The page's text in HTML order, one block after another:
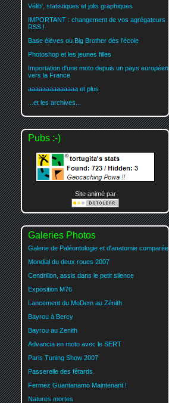
Vélib', statistiques et jolis graphiques
IMPORTANT : changement de vos agrégateurs
RSS !
Base élèves ou Big Brother dès l'école
Photoshop et les jeunes filles
Importation d'une moto depuis un pays européen
vers la France
aaaaaaaaaaaaaa et plus
...et les archives...
Pubs :-)
Site animé par
Galeries Photos
Galerie de Paléontologie et d'anatomie comparée
Mondial du deux roues 2007
Cendrillon, assis dans le petit silence
Exposition M76
Lancement du MoDem au Zénith
Bayrou à Bercy
Bayrou au Zenith
Advancia en moto avec le SERT
Paris Tuning Show 2007
Passerelle des fêtards
Fermez Guantanamo Maintenant !
Natures mortes